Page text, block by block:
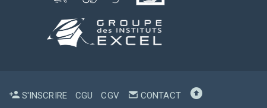
S'INSCRIRE CGU CGV CONTACT